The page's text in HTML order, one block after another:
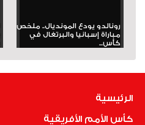
رونالدو يودع المونديال.. ملخص
مباراة إسبانيا والبرتغال في
كأس...
الرئيسية
كأس الأمم الأفريقية